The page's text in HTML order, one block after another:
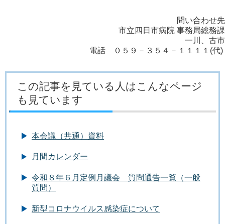
問い合わせ先
市立四日市病院 事務局総務課
一川、古市
電話 ０５９－３５４－１１１１(代)
この記事を見ている人はこんなページ
も見ています
本会議（共通）資料
月間カレンダー
令和８年６月定例月議会 質問通告一覧（一般
質問）
新型コロナウイルス感染症について